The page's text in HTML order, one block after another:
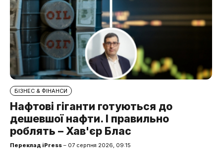
БІЗНЕС & ФІНАНСИ
Нафтові гіганти готуються до
дешевшої нафти. І правильно
роблять – Хав'єр Блас
Переклад iPress – 07 серпня 2026, 09:15